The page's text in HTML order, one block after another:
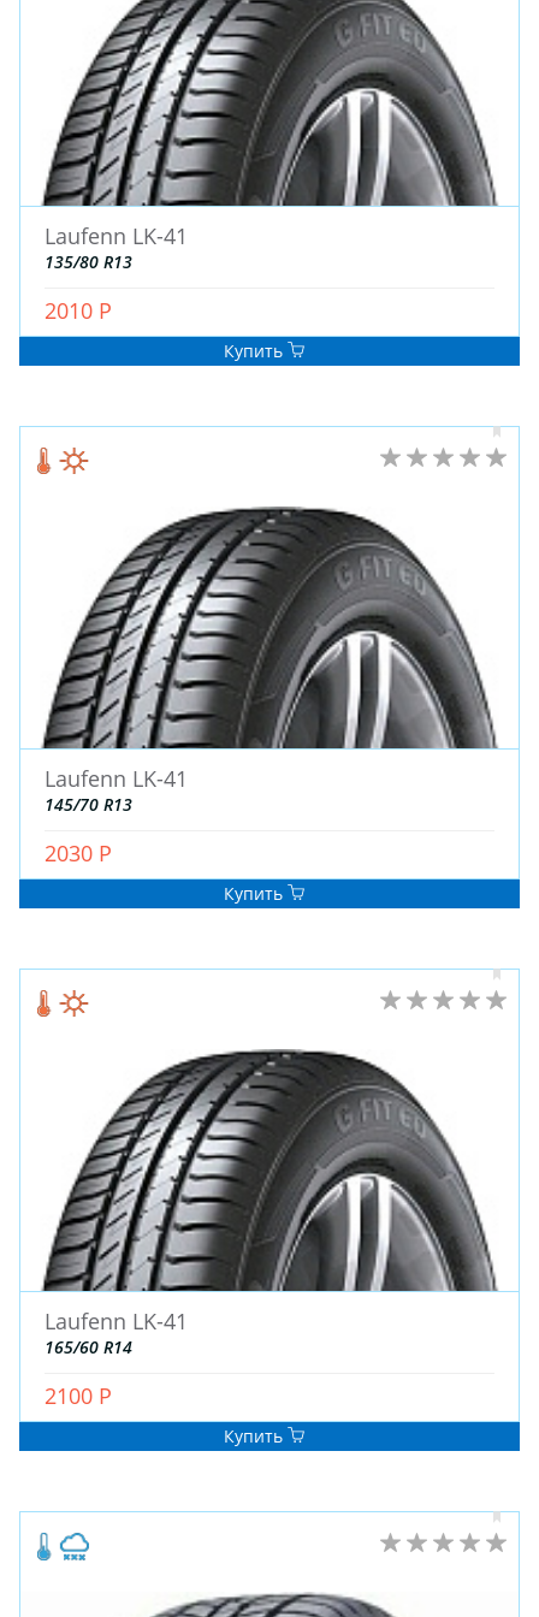
Aplus (Китай) General
KENDA BKT Austone
ATLANDER
Турция
Wanda BAREZ
OPALS
ACCELERA
Kavir Tire
ROADBUSTER
KINGBOSS
BLACK ARROW
GOODTRIP
Goform
R22 R21 R19 R17
R18
R20
R16 R15C
R17C
R17.5 R19.5 R508 R22.5
R26
R28
R16.5 R25 R9 R10 R24
R8
Laufenn LK-41
135/80 R13
2010 Р
Купить
Laufenn LK-41
145/70 R13
2030 Р
Купить
Laufenn LK-41
165/60 R14
2100 Р
Купить